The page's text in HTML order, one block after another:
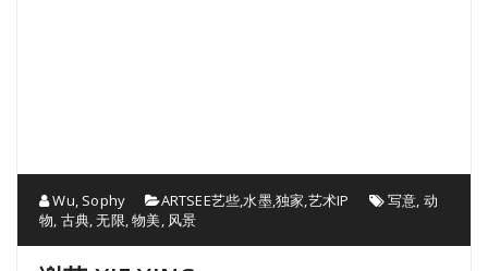
Wu, Sophy ARTSEE艺些 水墨,独家 艺术IP 写意 动
物 古典 ,无限 ,物美 风景